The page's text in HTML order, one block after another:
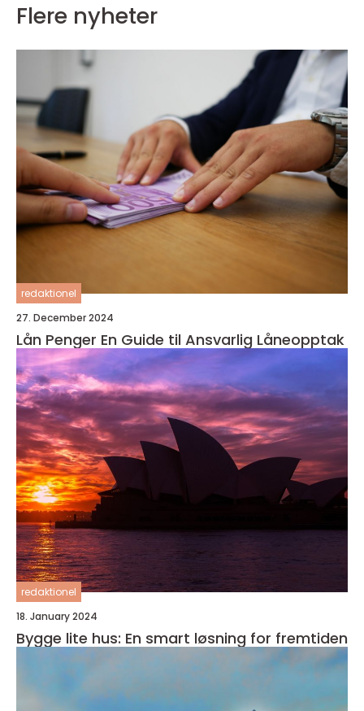
Flere nyheter
redaktionel
27. December 2024
Lån Penger En Guide til Ansvarlig Låneopptak
redaktionel
18. January 2024
Bygge lite hus: En smart løsning for fremtiden